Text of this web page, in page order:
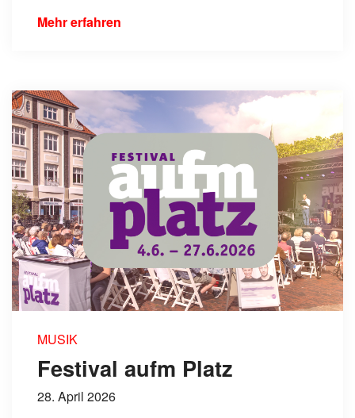
Mehr erfahren
MUSIK
Festival aufm Platz
28. April 2026